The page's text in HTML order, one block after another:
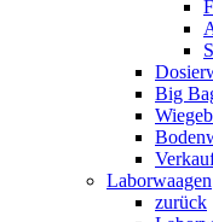
Big
Laborwaagen
zurück